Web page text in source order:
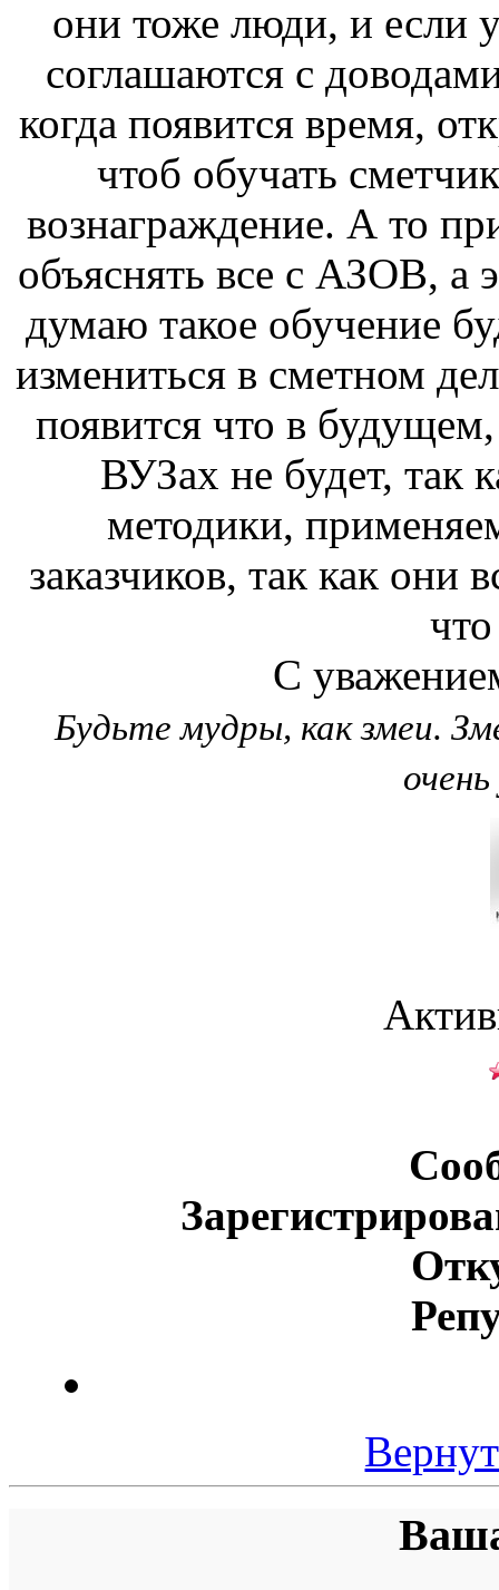
они тоже люди, и если
соглашаются с
когда появится время,
чтоб обучать
вознаграждение. А то
объяснять все с АЗОВ, а
думаю такое обучение
измениться в сметном
появится что в
ВУЗах не будет, так
методики,
заказчиков, так как они
С
Будьте мудры, как змеи.